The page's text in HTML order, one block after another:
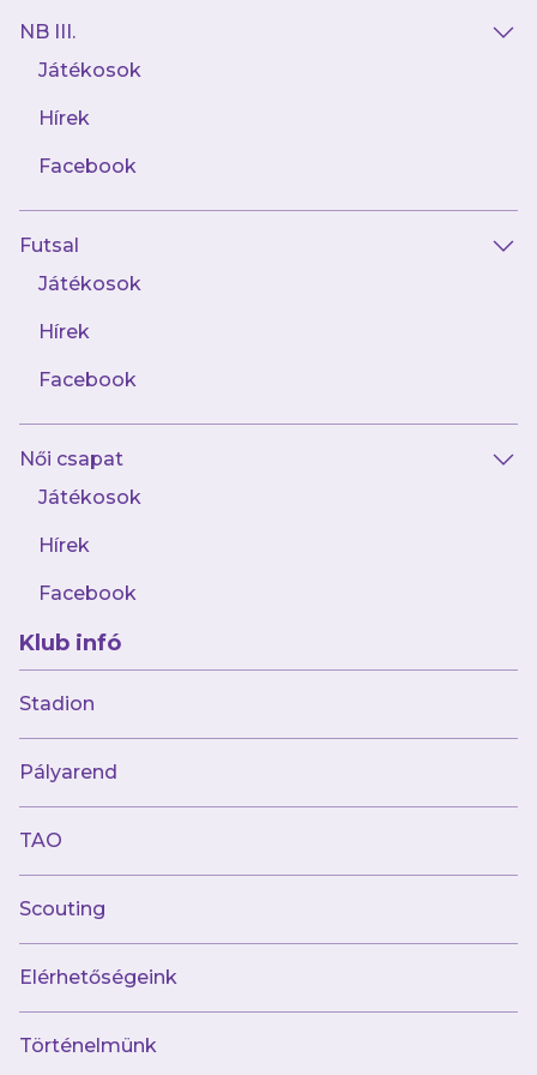
NB III.
Játékosok
Hírek
Facebook
Futsal
Játékosok
Hírek
Facebook
Női csapat
Játékosok
Hírek
Facebook
Klub infó
Stadion
Pályarend
TAO
Scouting
Elérhetőségeink
Történelmünk
2024.10.31
Veresegyházon kezdjük az alapszakasz
legjobb 16 közé
2024.10.30